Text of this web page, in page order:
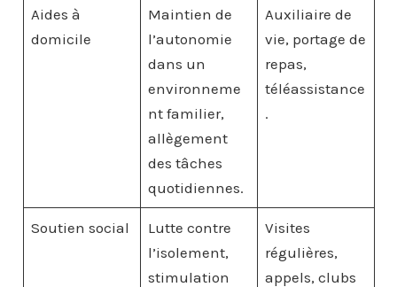
Aides à
domicile
Maintien de
l’autonomie
dans un
environneme
nt familier,
allègement
des tâches
quotidiennes.
Auxiliaire de
vie, portage de
repas,
téléassistance
.
Soutien social
Lutte contre
l’isolement,
stimulation
Visites
régulières,
appels, clubs